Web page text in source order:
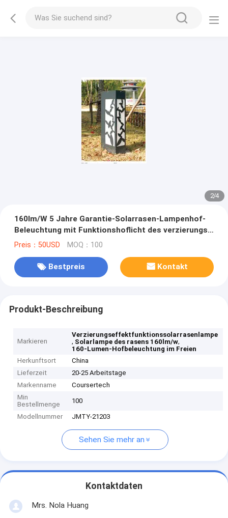
2/4
160lm/W 5 Jahre Garantie-Solarrasen-Lampenhof-
Beleuchtung mit Funktionshoflicht des verzierungs-
Effektes LED
Preis：50USD MOQ：100
Bestpreis Kontakt
Produkt-Beschreibung
Markieren
Verzierungseffektfunktionssolarrasenlampe
, Solarlampe des rasens 160lm/w,
160-Lumen-Hofbeleuchtung im Freien
Herkunftsort
China
Lieferzeit
20-25 Arbeitstage
Markenname
Coursertech
Min
Bestellmenge
100
Modellnummer JMTY-21203
Sehen Sie mehr an
Kontaktdaten
Mrs. Nola Huang